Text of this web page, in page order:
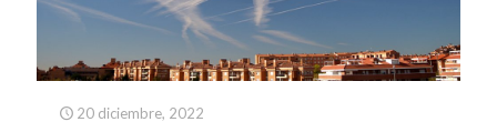
20 diciembre, 2022